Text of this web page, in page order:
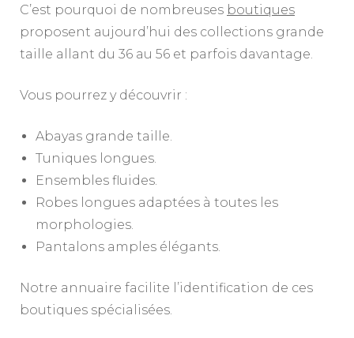
C’est pourquoi de nombreuses boutiques
proposent aujourd’hui des collections grande
taille allant du 36 au 56 et parfois davantage.
Vous pourrez y découvrir :
Abayas grande taille.
Tuniques longues.
Ensembles fluides.
Robes longues adaptées à toutes les
morphologies.
Pantalons amples élégants.
Notre annuaire facilite l’identification de ces
boutiques spécialisées.